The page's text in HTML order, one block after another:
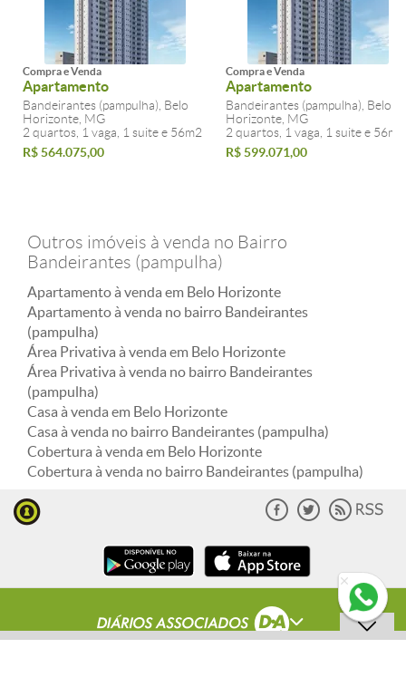
Compra e Venda
Apartamento
Bandeirantes (pampulha), Belo
Horizonte, MG
2 quartos, 1 vaga, 1 suite e 56m2
R$ 564.075,00
Compra e Venda
Apartamento
Bandeirantes (pampulha), Belo
Horizonte, MG
2 quartos, 1 vaga, 1 suite e 56m2
R$ 599.071,00
Outros imóveis à venda no Bairro
Bandeirantes (pampulha)
Apartamento à venda em Belo Horizonte
Apartamento à venda no bairro Bandeirantes
(pampulha)
Área Privativa à venda em Belo Horizonte
Área Privativa à venda no bairro Bandeirantes
(pampulha)
Casa à venda em Belo Horizonte
Casa à venda no bairro Bandeirantes (pampulha)
Cobertura à venda em Belo Horizonte
Cobertura à venda no bairro Bandeirantes (pampulha)